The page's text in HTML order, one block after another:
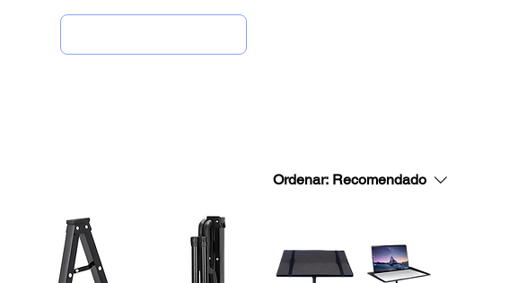
Ordenar: Recomendado